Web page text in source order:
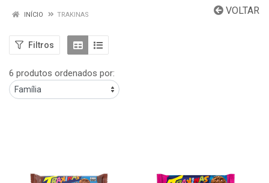
VOLTAR
INÍCIO TRAKINAS
Filtros
6 produtos ordenados por: